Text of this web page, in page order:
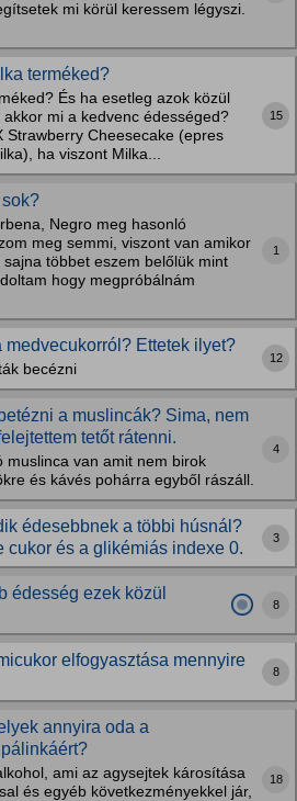
mi körül keressem légyszi.
terméked?
És ha esetleg azok közül
mi a kedvenc édességed?
Strawberry Cheesecake (epres
ha viszont Milka...
15
Negro meg hasonló
meg semmi, viszont van amikor
többet eszem belőlük mint
hogy megpróbálnám
1
medvecukorról? Ettetek ilyet?
becézni
12
a muslincák? Sima, nem
tetőt rátenni.
muslinca van amit nem birok
és kávés pohárra egyből rászáll.
4
édesebbnek a többi húsnál?
cukor és a glikémiás indexe 0.
3
édesség ezek közül
8
elfogyasztása mennyire
8
annyira oda a
ami az agysejtek károsítása
és egyéb következményekkel jár,
18